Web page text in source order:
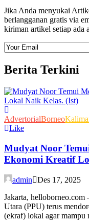
Jika Anda menyukai
berlangganan gratis via
kiriman artikel setiap ada
Berita Terkini
AdvertorialBorneo
Like
Mudyat Noor
Ekonomi Kreatif
admin
Des 17, 2025
Jakarta,
Utara (PPU) terus
(ekraf) lokal agar mampu